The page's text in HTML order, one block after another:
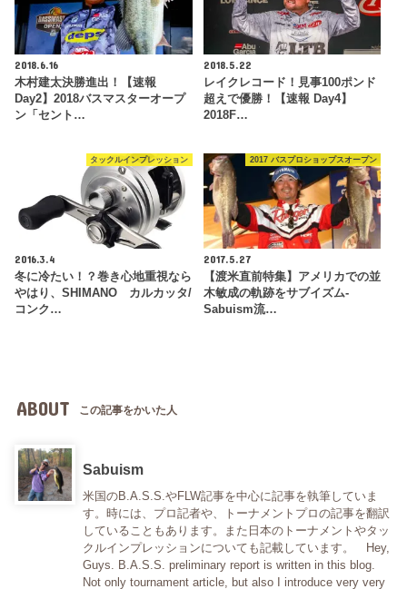
2018.6.16
木村建太決勝進出！【速報
Day2】2018バスマスターオープ
ン「セント…
2018.5.22
レイクレコード！見事100ポンド
超えで優勝！【速報 Day4】
2018F…
タックルインプレッション
2016.3.4
冬に冷たい！？巻き心地重視なら
やはり、SHIMANO カルカッタ/
コンク…
2017 バスプロショップスオープン
2017.5.27
【渡米直前特集】アメリカでの並
木敏成の軌跡をサブイズム-
Sabuism流…
ABOUT この記事をかいた人
Sabuism
米国のB.A.S.S.やFLW記事を中心に記事を執筆していま
す。時には、プロ記者や、トーナメントプロの記事を翻訳
していることもあります。また日本のトーナメントやタッ
クルインプレッションについても記載しています。 Hey,
Guys. B.A.S.S. preliminary report is written in this blog.
Not only tournament article, but also I introduce very very